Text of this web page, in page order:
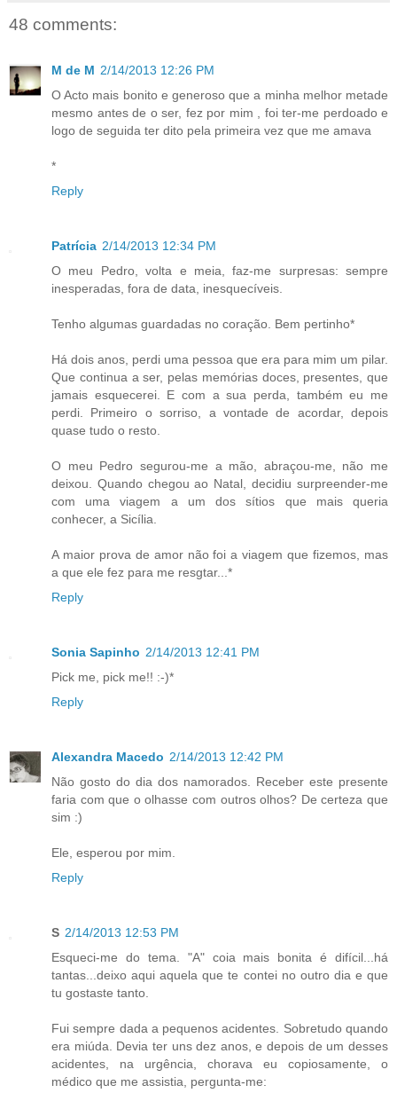
48 comments:
M de M 2/14/2013 12:26 PM
O Acto mais bonito e generoso que a minha melhor metade
mesmo antes de o ser, fez por mim , foi ter-me perdoado e
logo de seguida ter dito pela primeira vez que me amava
*
Reply
Patrícia 2/14/2013 12:34 PM
O meu Pedro, volta e meia, faz-me surpresas: sempre
inesperadas, fora de data, inesquecíveis.
Tenho algumas guardadas no coração. Bem pertinho*
Há dois anos, perdi uma pessoa que era para mim um pilar.
Que continua a ser, pelas memórias doces, presentes, que
jamais esquecerei. E com a sua perda, também eu me
perdi. Primeiro o sorriso, a vontade de acordar, depois
quase tudo o resto.
O meu Pedro segurou-me a mão, abraçou-me, não me
deixou. Quando chegou ao Natal, decidiu surpreender-me
com uma viagem a um dos sítios que mais queria
conhecer, a Sicília.
A maior prova de amor não foi a viagem que fizemos, mas
a que ele fez para me resgtar...*
Reply
Sonia Sapinho 2/14/2013 12:41 PM
Pick me, pick me!! :-)*
Reply
Alexandra Macedo 2/14/2013 12:42 PM
Não gosto do dia dos namorados. Receber este presente
faria com que o olhasse com outros olhos? De certeza que
sim :)
Ele, esperou por mim.
Reply
S 2/14/2013 12:53 PM
Esqueci-me do tema. "A" coia mais bonita é difícil...há
tantas...deixo aqui aquela que te contei no outro dia e que
tu gostaste tanto.
Fui sempre dada a pequenos acidentes. Sobretudo quando
era miúda. Devia ter uns dez anos, e depois de um desses
acidentes, na urgência, chorava eu copiosamente, o
médico que me assistia, pergunta-me: